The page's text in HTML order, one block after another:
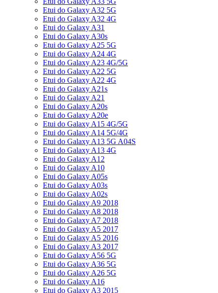
Etui do Galaxy A32 5G
Etui do Galaxy A32 4G
Etui do Galaxy A31
Etui do Galaxy A30s
Etui do Galaxy A25 5G
Etui do Galaxy A24 4G
Etui do Galaxy A23 4G/5G
Etui do Galaxy A22 5G
Etui do Galaxy A22 4G
Etui do Galaxy A21s
Etui do Galaxy A21
Etui do Galaxy A20s
Etui do Galaxy A20e
Etui do Galaxy A15 4G/5G
Etui do Galaxy A14 5G/4G
Etui do Galaxy A13 5G A04S
Etui do Galaxy A13 4G
Etui do Galaxy A12
Etui do Galaxy A10
Etui do Galaxy A05s
Etui do Galaxy A03s
Etui do Galaxy A02s
Etui do Galaxy A9 2018
Etui do Galaxy A8 2018
Etui do Galaxy A7 2018
Etui do Galaxy A5 2017
Etui do Galaxy A5 2016
Etui do Galaxy A3 2017
Etui do Galaxy A56 5G
Etui do Galaxy A36 5G
Etui do Galaxy A26 5G
Etui do Galaxy A16
Etui do Galaxy A3 2015